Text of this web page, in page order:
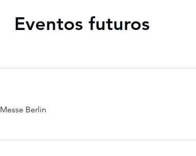
Eventos futuros
Messe Berlin